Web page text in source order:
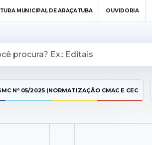
MUNICIPAL DE ARAÇATUBA OUVIDORIA
Nº 05/2025 |NORMATIZAÇÃO CMAC E CEC